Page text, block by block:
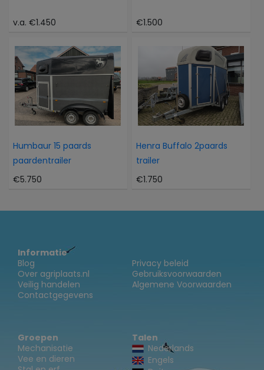
v.a. €1.450 €1.500
Humbaur 15 paards
paardentrailer
€5.750
Henra Buffalo 2paards
trailer
€1.750
Informatie
Blog
Over agriplaats.nl
Veilig handelen
Contactgegevens
Privacy beleid
Gebruiksvoorwaarden
Algemene Voorwaarden
Groepen
Mechanisatie
Vee en dieren
Talen
Nederlands
Engels